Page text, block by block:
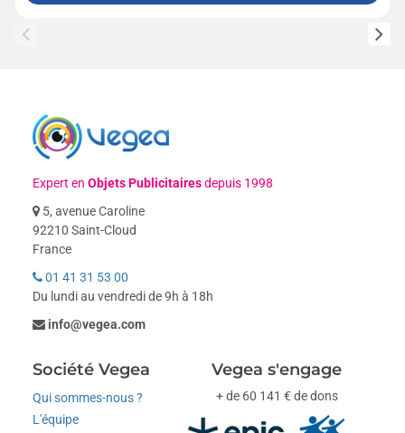
Expert enObjets Publicitairesdepuis 1998
5, avenue Caroline
92210 Saint-Cloud
France
01 41 31 53 00
Du lundi au vendredi de 9h à 18h
info@vegea.com
Société Vegea
Qui sommes-nous ?
L'équipe
Vegea s'engage
+ de 60 141 € de dons